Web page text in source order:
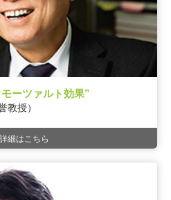
ーツァルト効果”
教授）
詳細はこちら